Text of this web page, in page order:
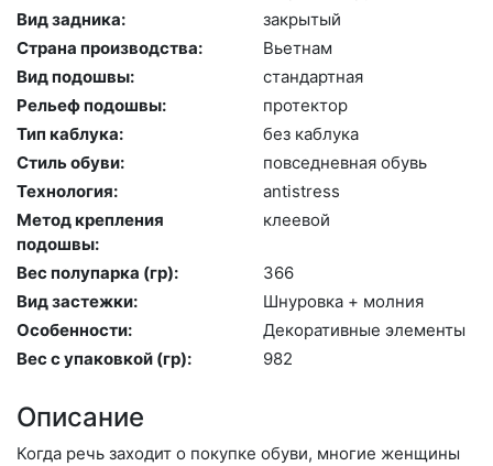
Вид задника:
зак­ры­тый
Страна производства:
Вь­ет­нам
Вид подошвы:
стан­дарт­ная
Рельеф подошвы:
про­тек­тор
Тип каблука:
без каб­лу­ка
Стиль обуви:
пов­седнев­ная обувь
Технология:
an­tist­ress
Метод крепления
подошвы:
кле­евой
Вес полупарка (гр):
366
Вид застежки:
Шну­ров­ка + мол­ния
Особенности:
Де­кора­тив­ные эле­мен­ты
Вес с упаковкой (гр):
982
Описание
Когда речь заходит о покупке обуви, многие женщины